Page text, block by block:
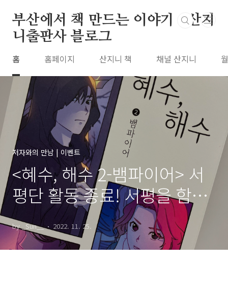
부산에서 책 만드는 이야기 : 산지
니출판사 블로그
홈 홈페이지 산지니 책 채널 산지니
저자와의 만남 | 이벤트
<혜수, 해수 2-뱀파이어> 서
평단 활동 종료! 서평을 함께
나눠요.
by _Sun__ 2022. 11. 25.